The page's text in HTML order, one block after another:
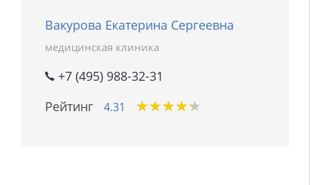
Вакурова Екатерина Сергеевна
медицинская клиника
+7 (495) 988-32-31
Рейтинг
4.31 ★★★★★
★★★★★